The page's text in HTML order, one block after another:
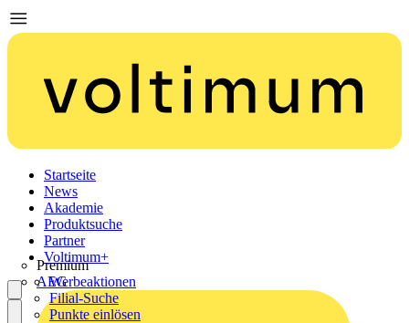
Startseite
News
Akademie
Produktsuche
Partner
Premium
AEG
Voltimum+
Werbeaktionen
Filial-Suche
Punkte einlösen